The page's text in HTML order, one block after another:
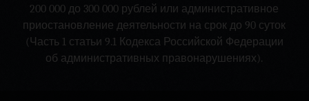
200 000 до 300 000 рублей или административное
приостановление деятельности на срок до 90 суток
(Часть 1 статьи 9.1 Кодекса Российской Федерации
об административных правонарушениях).